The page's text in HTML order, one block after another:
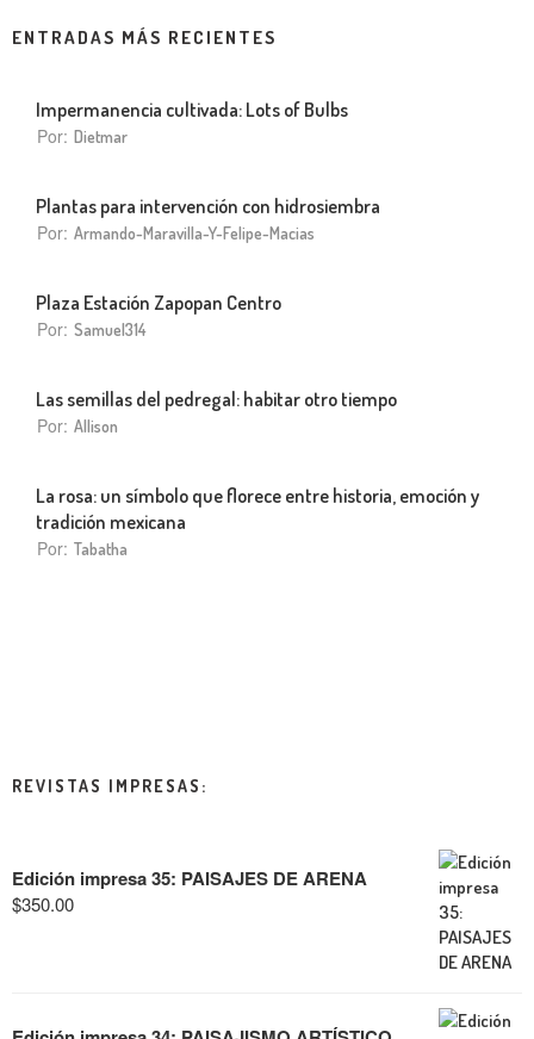
ENTRADAS MÁS RECIENTES
Impermanencia cultivada: Lots of Bulbs
Por: Dietmar
Plantas para intervención con hidrosiembra
Por: Armando-Maravilla-Y-Felipe-Macias
Plaza Estación Zapopan Centro
Por: Samuel314
Las semillas del pedregal: habitar otro tiempo
Por: Allison
La rosa: un símbolo que florece entre historia, emoción y
tradición mexicana
Por: Tabatha
REVISTAS IMPRESAS:
Edición impresa 35: PAISAJES DE ARENA
$350.00